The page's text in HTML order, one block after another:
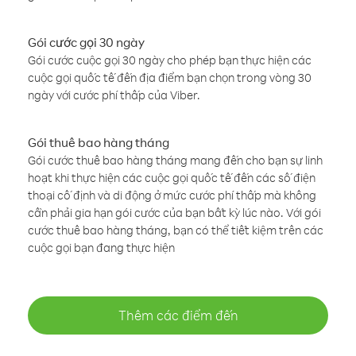
Gói cước gọi 30 ngày
Gói cước cuộc gọi 30 ngày cho phép bạn thực hiện các
cuộc gọi quốc tế đến địa điểm bạn chọn trong vòng 30
ngày với cước phí thấp của Viber.
Gói thuê bao hàng tháng
Gói cước thuê bao hàng tháng mang đến cho bạn sự linh
hoạt khi thực hiện các cuộc gọi quốc tế đến các số điện
thoại cố định và di động ở mức cước phí thấp mà không
cần phải gia hạn gói cước của bạn bất kỳ lúc nào. Với gói
cước thuê bao hàng tháng, bạn có thể tiết kiệm trên các
cuộc gọi bạn đang thực hiện
Thêm các điểm đến